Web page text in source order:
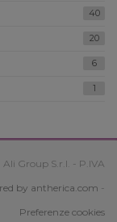
40
20
6
1
Group S.r.l. - P.IVA
by antherica.com -
Preferenze cookies